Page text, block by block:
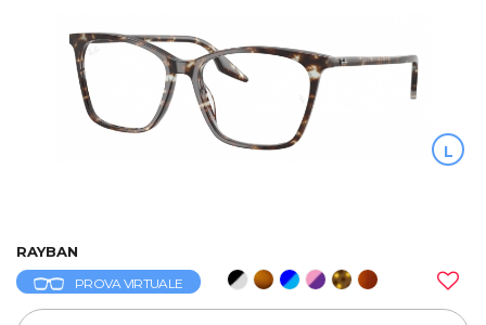
L
RAYBAN
PROVA VIRTUALE